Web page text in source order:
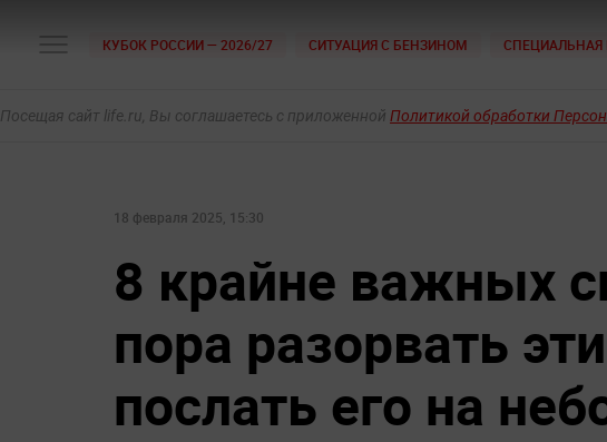
КУБОК РОССИИ — 2026/27 СИТУАЦИЯ С БЕНЗИНОМ СПЕЦИАЛЬНАЯ
Посещая сайт life.ru, Вы соглашаетесь с приложенной Политикой обработки
18 февраля 2025, 15:30
8 крайне важных
пора разорвать
послать его на